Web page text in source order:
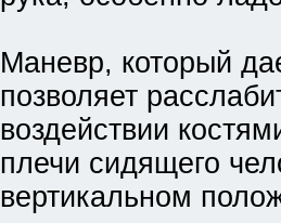
Маневр, который
позволяет
воздействии
плечи сидящего
вертикальном